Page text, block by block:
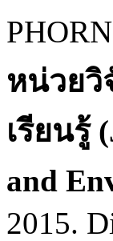
หน่วยวิ
เรียนรู้
and
2015.